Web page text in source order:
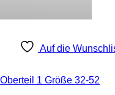
Auf die
1 Größe 32-52